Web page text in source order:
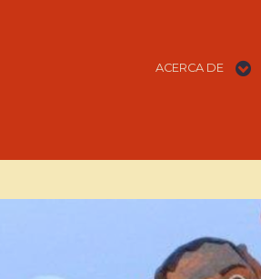
ACERCA DE
expand
child